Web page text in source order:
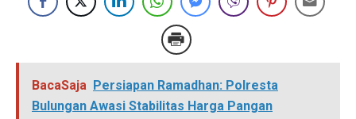
BacaSaja Persiapan Ramadhan: Polresta
Bulungan Awasi Stabilitas Harga Pangan